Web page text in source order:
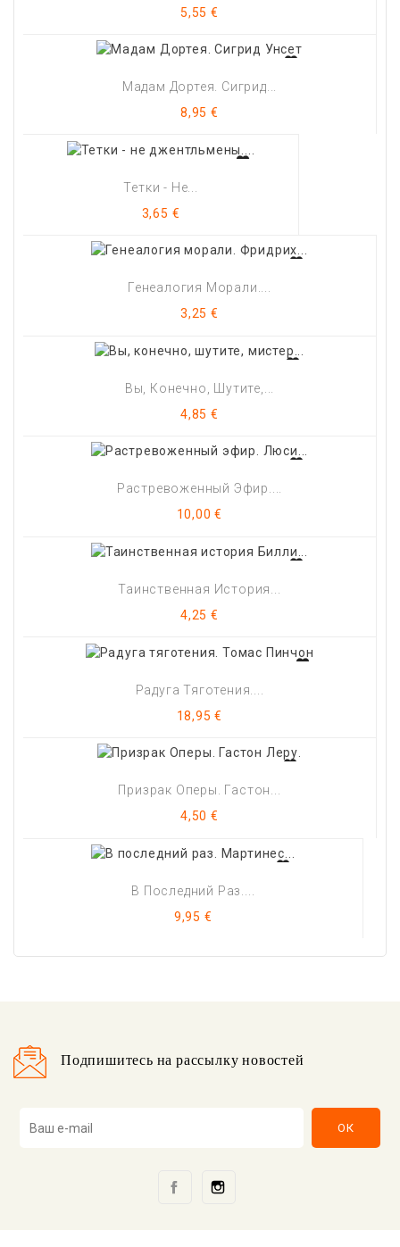
Цена
5,55 €
Мадам Дортея. Сигрид...
Цена
8,95 €
Тетки - Не...
Цена
3,65 €
Генеалогия Морали....
Цена
3,25 €
Вы, Конечно, Шутите,...
Цена
4,85 €
Растревоженный Эфир....
Цена
10,00 €
Таинственная История...
Цена
4,25 €
Радуга Тяготения....
Цена
18,95 €
Призрак Оперы. Гастон...
Цена
4,50 €
В Последний Раз....
Цена
9,95 €
Подпишитесь на рассылку новостей
Facebook